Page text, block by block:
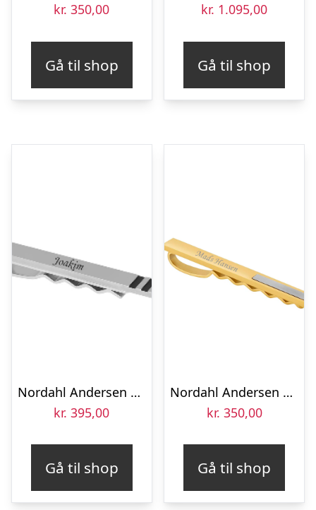
kr. 350,00
Gå til shop
kr. 1.095,00
Gå til shop
Nordahl Andersen Slipsenål stål med sorte striber 60 mm
kr. 395,00
Gå til shop
Nordahl Andersen Rustfri stål slipsenål, mat/blank forgyldt
kr. 350,00
Gå til shop